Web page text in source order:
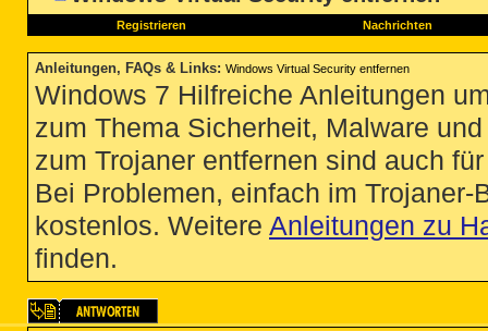
Registrieren Nachrichten
Anleitungen, FAQs & Links: Windows Virtual Security entfernen
Windows 7 Hilfreiche Anleitungen
zum Thema Sicherheit, Malware
zum Trojaner entfernen sind auch
Bei Problemen, einfach im
kostenlos. Weitere Anleitungen zu
finden.